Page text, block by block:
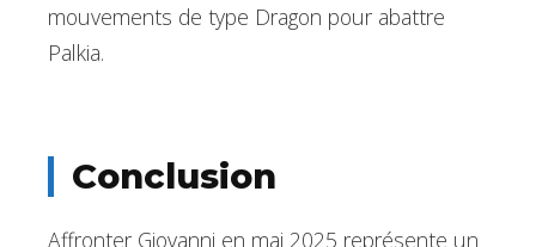
mouvements de type Dragon pour abattre
Palkia.
Conclusion
Affronter Giovanni en mai 2025 représente un